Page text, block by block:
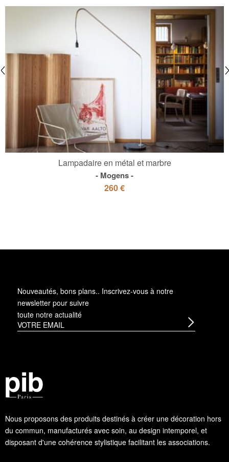
Lampadaire en métal et marbre
Mogens
260 €
Nous proposons des produits destinés à créer une décoration hors
du commun, manufacturés avec soin, au design intemporel, et
disposant d'une cohérence stylistique facilitant les associations.
Nouveautés, bons plans.. Inscrivez-vous à notre
newsletter pour suivre
toute notre actualité